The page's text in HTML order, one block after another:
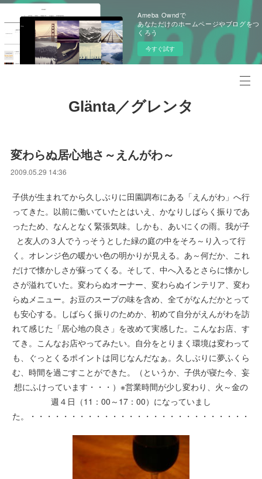
Ameba Owndで
あなただけのホームページやブログをつ
くろう
今すぐ試す
Glänta／グレンタ
変わらぬ居心地さ～えんがわ～
2009.05.29 14:36
子供が生まれてから久しぶりに田園調布にある「えんがわ」へ行
ってきた。以前に働いていたとはいえ、かなりしばらく振りであ
ったため、なんとなく緊張気味。しかも、あいにくの雨。我が子
と友人の３人でうっそうとした緑の庭の中をそろ～り入って行
く。オレンジ色の暖かい色の明かりが見える。あ～何だか、これ
だけで懐かしさが蘇ってくる。そして、中へ入るとさらに懐かし
さが溢れていた。変わらぬオーナー、変わらぬインテリア、変わ
らぬメニュー。お豆のスープの味を含め、全てがなんだかとって
も安心する。しばらく振りのためか、初めて自分がえんがわを訪
れて感じた「居心地の良さ」を改めて実感した。こんなお店、す
てき。こんなお店やってみたい。自分をとりまく環境は変わって
も、ぐっとくるポイントは同じなんだなぁ。久しぶりに夢ふくら
む、時間を過ごすことができた。（というか、子供が寝た今、妄
想にふけっています・・・）※営業時間が少し変わり、火～金の
週４日（11：00～17：00）になっていまし
た。・・・・・・・・・・・・・・・・・・・・・・・・・・・